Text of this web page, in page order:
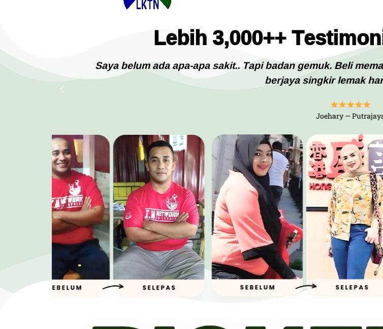
Lebih 3,000++
Saya belum ada apa-apa sakit.. Tapi badan gemuk. Beli
berjaya singkir lemak
Joehary — Putrajaya